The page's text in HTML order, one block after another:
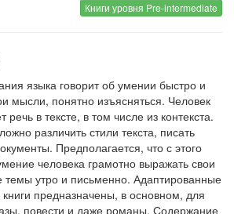
Книги уровня Pre-intermediate
языка говорит об умении быстро и
мысли, понятно изъясняться. Человек
в тексте, в том числе из контекста.
различить стили текста, писать
Предполагается, что с этого
человека грамотно выражать свои
утро и письменно. Адаптированные
предназначены, в основном, для
повести и даже романы. Содержание